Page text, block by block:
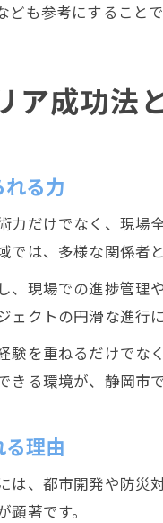
も参考にすること
ア成功法
る力
力だけでなく、現
は、多様な関係者
、現場での進捗管
クトの円滑な進行
験を重ねるだけで
る環境が、静岡市
理由
は、都市開発や防災
著です。